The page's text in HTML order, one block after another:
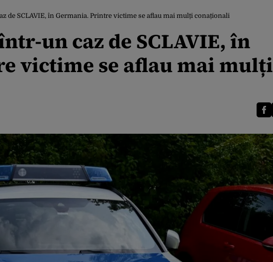
de SCLAVIE, în Germania. Printre victime se aflau mai mulți conaționali
un caz de SCLAVIE, în
victime se aflau mai mulți